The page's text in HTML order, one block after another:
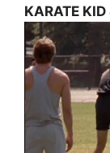
KARATE